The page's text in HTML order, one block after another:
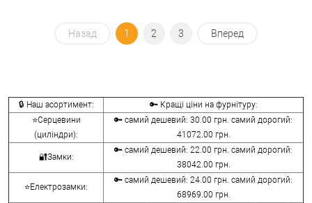
Назад 1 2 3 Вперед
🔒 Наш асортимент:
🔑 Кращі ціни на фурнітуру:
⭐Серцевини
(циліндри):
🔑 самий дешевий: 30.00 грн. самий дорогий:
41072.00 грн.
🔐Замки:
🔑 самий дешевий: 22.00 грн. самий дорогий:
38042.00 грн.
⭐Електрозамки:
🔑 самий дешевий: 24.00 грн. самий дорогий:
68969.00 грн.